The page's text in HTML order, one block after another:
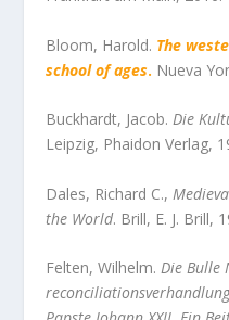
Bloom, Harold. The
school of ages. Nueva
Buckhardt, Jacob.Die
Leipzig, Phaidon Verlag,
Dales, Richard C.,
the World. Brill, E. J. Brill,
Felten, Wilhelm.Die Bulle